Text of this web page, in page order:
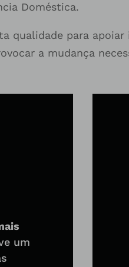
Doméstica.
qualidade para
a mudança
um